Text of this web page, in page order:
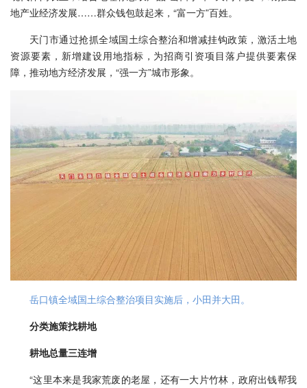
地产业经济发展……群众钱包鼓起来，“富一方”百姓。
天门市通过抢抓全域国土综合整治和增减挂钩政策，激活土地
资源要素，新增建设用地指标，为招商引资项目落户提供要素保
障，推动地方经济发展，“强一方”城市形象。
岳口镇全域国土综合整治项目实施后，小田并大田。
分类施策找耕地
耕地总量三连增
“这里本来是我家荒废的老屋，还有一大片竹林，政府出钱帮我